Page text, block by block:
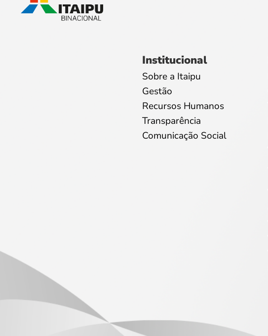
Institucional
Sobre a Itaipu
Gestão
Recursos Humanos
Transparência
Comunicação Social